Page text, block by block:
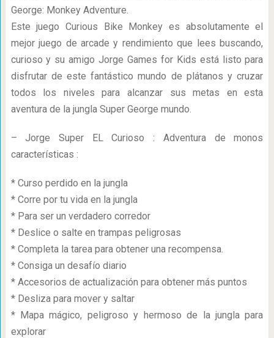
George: Monkey Adventure.
Este juego Curious Bike Monkey es absolutamente el
mejor juego de arcade y rendimiento que lees buscando,
curioso y su amigo Jorge Games for Kids está listo para
disfrutar de este fantástico mundo de plátanos y cruzar
todos los niveles para alcanzar sus metas en esta
aventura de la jungla Super George mundo.
– Jorge Super EL Curioso : Adventura de monos
características :
* Curso perdido en la jungla
* Corre por tu vida en la jungla
* Para ser un verdadero corredor
* Deslice o salte en trampas peligrosas
* Completa la tarea para obtener una recompensa.
* Consiga un desafío diario
* Accesorios de actualización para obtener más puntos
* Desliza para mover y saltar
* Mapa mágico, peligroso y hermoso de la jungla para
explorar